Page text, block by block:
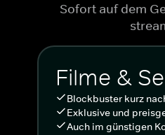
Sofort auf dem
Filme &
Blockbuster kurz
Exklusive und
Auch im günstigen